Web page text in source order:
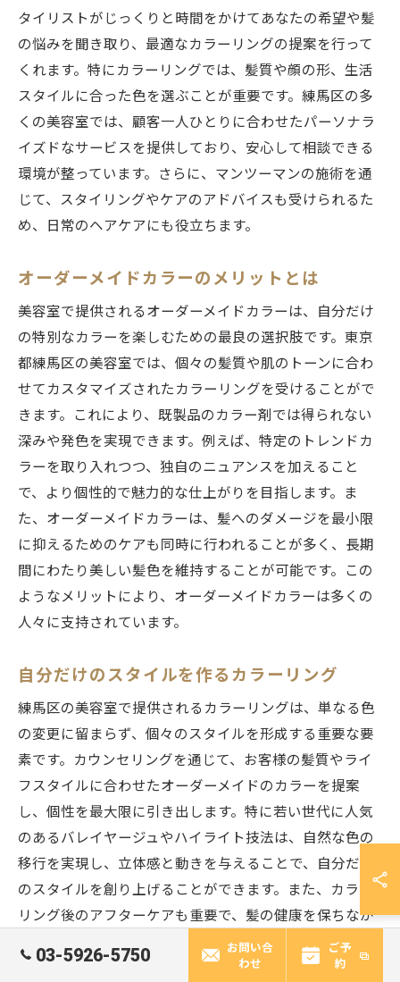
タイリストがじっくりと時間をかけてあなたの希望や髪
の悩みを聞き取り、最適なカラーリングの提案を行って
くれます。特にカラーリングでは、髪質や顔の形、生活
スタイルに合った色を選ぶことが重要です。練馬区の多
くの美容室では、顧客一人ひとりに合わせたパーソナラ
イズドなサービスを提供しており、安心して相談できる
環境が整っています。さらに、マンツーマンの施術を通
じて、スタイリングやケアのアドバイスも受けられるた
め、日常のヘアケアにも役立ちます。
オーダーメイドカラーのメリットとは
美容室で提供されるオーダーメイドカラーは、自分だけ
の特別なカラーを楽しむための最良の選択肢です。東京
都練馬区の美容室では、個々の髪質や肌のトーンに合わ
せてカスタマイズされたカラーリングを受けることがで
きます。これにより、既製品のカラー剤では得られない
深みや発色を実現できます。例えば、特定のトレンドカ
ラーを取り入れつつ、独自のニュアンスを加えること
で、より個性的で魅力的な仕上がりを目指します。ま
た、オーダーメイドカラーは、髪へのダメージを最小限
に抑えるためのケアも同時に行われることが多く、長期
間にわたり美しい髪色を維持することが可能です。この
ようなメリットにより、オーダーメイドカラーは多くの
人々に支持されています。
自分だけのスタイルを作るカラーリング
練馬区の美容室で提供されるカラーリングは、単なる色
の変更に留まらず、個々のスタイルを形成する重要な要
素です。カウンセリングを通じて、お客様の髪質やライ
フスタイルに合わせたオーダーメイドのカラーを提案
し、個性を最大限に引き出します。特に若い世代に人気
のあるバレイヤージュやハイライト技法は、自然な色の
移行を実現し、立体感と動きを与えることで、自分だけ
のスタイルを創り上げることができます。また、カラー
リング後のアフターケアも重要で、髪の健康を保ちなが
ら長持ちさせる方法についてもアドバイスを行っていま
03-5926-5750
お問い合
わせ
ご予
約